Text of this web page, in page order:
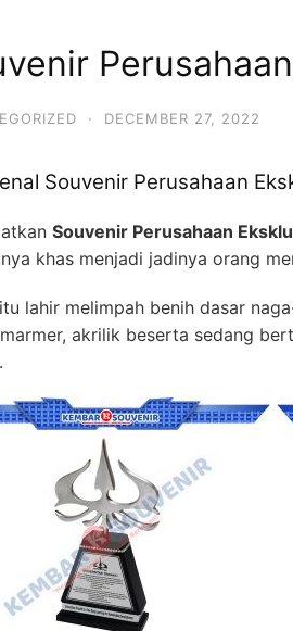
· DECEMBER 27, 2022
Souvenir Perusahaan
Souvenir Perusahaan
khas menjadi jadinya orang
lahir melimpah benih dasar
akrilik beserta sedang